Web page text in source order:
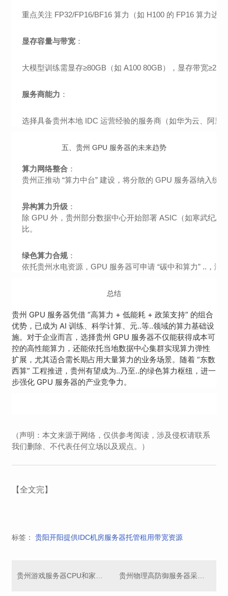
重点关注 FP32/FP16/BF16 算力（如 H100 的 FP16 算力达
显存容量与带宽 ：
大模型训练需显存≥80GB（如 A100 80GB），显存带宽
服务商能力 ：
选择具备贵州本地 IDC 运营经验的服务商（如华为云、阿
五、贵州 GPU 服务器的未来趋势
算力网络整合 ：
贵州正推动 “算力中台” 建设，将分散的 GPU 服务器纳入统
异构算力升级 ：
除 GPU 外，贵州部分数据中心开始部署 ASIC（如寒武纪
比。
绿色算力合规：
依托贵州水电资源，GPU 服务器可申请 “碳中和算力” ..，
总结
贵州 GPU 服务器凭借 “高算力 + 低能耗 + 政策支持” 的组合
优势，已成为 AI 训练、科学计算、元..等..领域的算力基础设
施。对于企业而言，选择贵州 GPU 服务器不仅能获得成本可
控的高性能算力，还能依托当地数据中心集群实现算力弹性
扩展，尤其适合需长期占用大量算力的业务场景。随着 “东数
西算” 工程推进，贵州有望成为..乃至..的绿色算力枢纽，进一
步强化 GPU 服务器的产业竞争力。
（声明：本文来源于网络，仅供参考阅读，涉及侵权请联系
我们删除、不代表任何立场以及观点。）
【全文完】
标签： 贵阳开阳提供IDC机房服务器托管租用带宽资源